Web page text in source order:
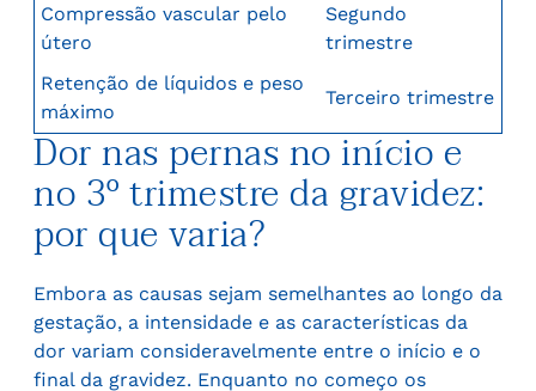
Compressão vascular pelo
útero
Segundo
trimestre
Retenção de líquidos e peso
máximo
Terceiro trimestre
Dor nas pernas no início e
no 3º trimestre da gravidez:
por que varia?
Embora as causas sejam semelhantes ao longo da
gestação, a intensidade e as características da
dor variam consideravelmente entre o início e o
final da gravidez. Enquanto no começo os